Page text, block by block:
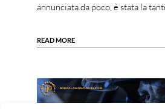
annunciata da poco, è stata la
READ MORE